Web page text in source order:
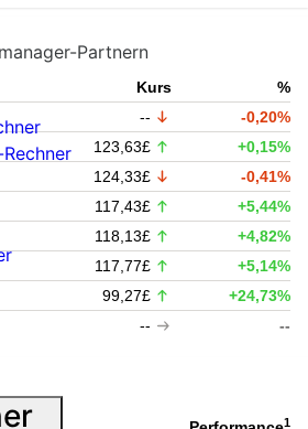
Kurs
%
--
-0,20%
123,63£
+0,15%
124,33£
-0,41%
117,43£
+5,44%
118,13£
+4,82%
117,77£
+5,14%
99,27£
+24,73%
-- --
1
Partnern